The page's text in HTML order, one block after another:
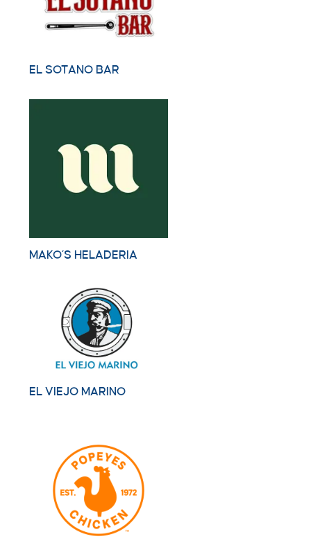
EL SOTANO BAR
MAKO´S HELADERIA
EL VIEJO MARINO